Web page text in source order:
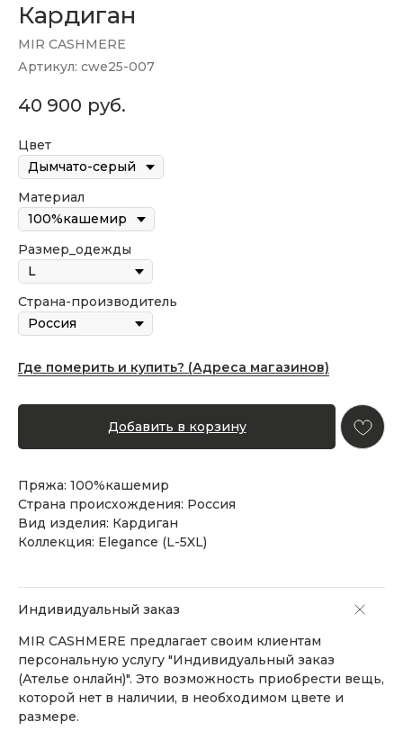
Кардиган
MIR CASHMERE
Артикул: cwe25-007
40 900 руб.
Цвет
Материал
Размер_одежды
Страна-производитель
Где померить и купить? (Адреса магазинов)
Добавить в корзину
Пряжа: 100%кашемир
Страна происхождения: Россия
Вид изделия: Кардиган
Коллекция: Elegance (L-5XL)
Индивидуальный заказ
MIR CASHMERE предлагает своим клиентам
персональную услугу "Индивидуальный заказ
(Ателье онлайн)". Это возможность приобрести вещь,
которой нет в наличии, в необходимом цвете и
размере.